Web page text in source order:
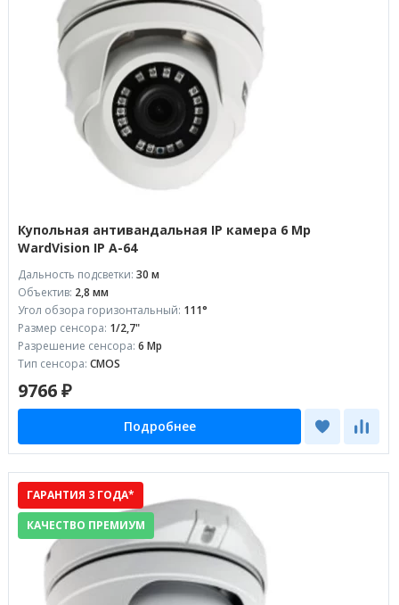
Купольная антивандальная IP камера 6 Mp
WardVision IP A-64
Дальность подсветки: 30 м
Объектив: 2,8 мм
Угол обзора горизонтальный: 111°
Размер сенсора: 1/2,7"
Разрешение сенсора: 6 Mp
Тип сенсора: CMOS
9766 ₽
Подробнее
ГАРАНТИЯ 3 ГОДА*
КАЧЕСТВО ПРЕМИУМ